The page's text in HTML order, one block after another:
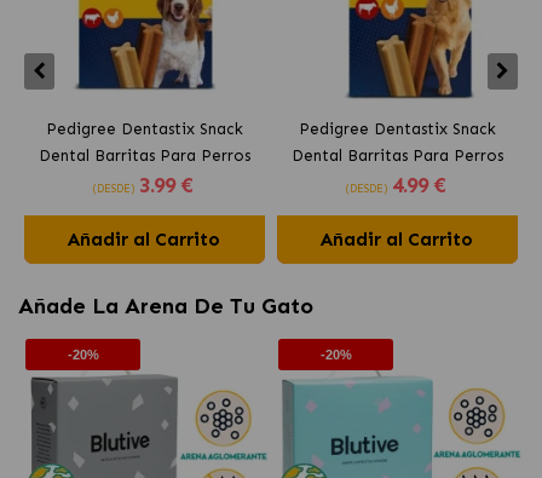
Pedigree Dentastix Snack
Dental Barritas Para Perros
Medianos 10-25 kg
(DESDE) 3.99 €
Añadir al Carrito
Pedigree Dentastix Snack
Dental Barritas Para Perros
Grandes +25 kg
(DESDE) 4.99 €
Añadir al Carrito
Añade La Arena De Tu Gato
-20% -20%